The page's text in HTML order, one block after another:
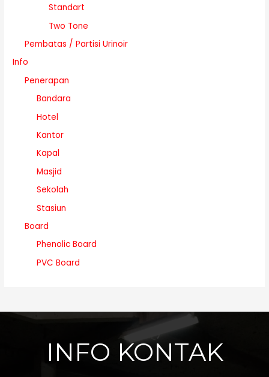
Standart
Two Tone
Pembatas / Partisi Urinoir
Info
Penerapan
Bandara
Hotel
Kantor
Kapal
Masjid
Sekolah
Stasiun
Board
Phenolic Board
PVC Board
INFO KONTAK